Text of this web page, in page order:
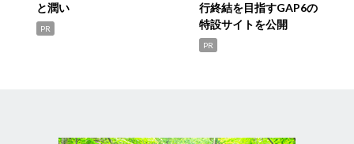
と潤い
PR
行終結を目指すGAP6の
特設サイトを公開
PR